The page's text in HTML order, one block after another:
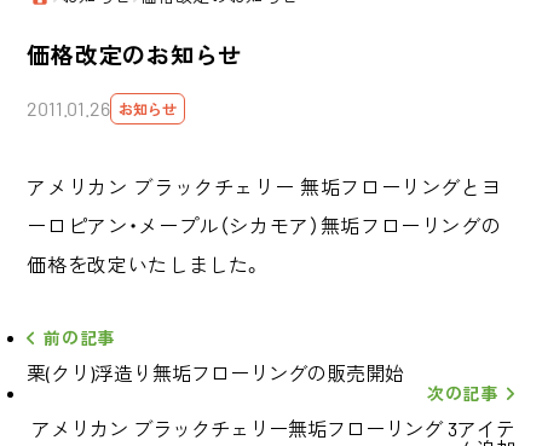
価格改定のお知らせ
2011.01.26 お知らせ
アメリカン ブラックチェリー 無垢フローリングとヨ
ーロピアン・メープル（シカモア）無垢フローリングの
価格を改定いたしました。
前の記事
栗(クリ)浮造り無垢フローリングの販売開始
次の記事
アメリカン ブラックチェリー無垢フローリング 3アイテ